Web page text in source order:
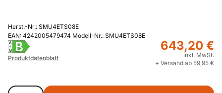
Herst.-Nr.: SMU4ETS08E
EAN: 4242005479474 Modell-Nr.: SMU4ETS08E
A
G
B
Produktdatenblatt
643,20 €
inkl. MwSt.
+ Versand ab 59,95 €